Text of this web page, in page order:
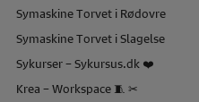
Symaskine Torvet i Rødovre
Symaskine Torvet i Slagelse
Sykurser – Sykursus.dk ❤️
Krea – Workspace 🧵 ✂